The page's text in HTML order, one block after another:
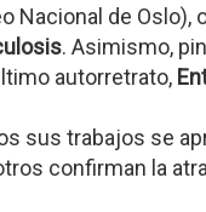
Nacional de Oslo),
. Asimismo,
autorretrato,
sus trabajos se
confirman la